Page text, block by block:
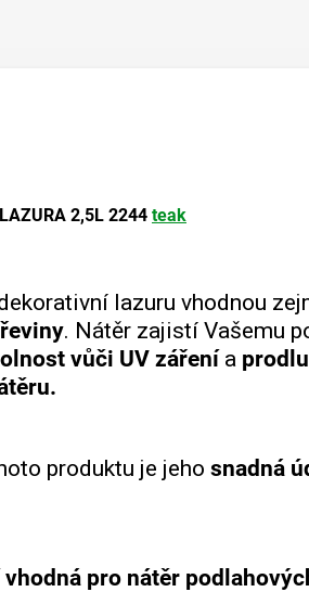
2,5L 2244 teak
lazuru vhodnou
. Nátěr zajistí Vašemu
vůči UV zářenía
produktu je jeho snadná
vhodná pro nátěr